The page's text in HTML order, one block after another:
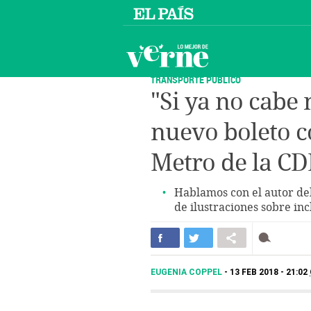
TRANSPORTE PÚBLICO
"Si ya no cabe
nuevo boleto
Metro de la
Hablamos con el autor
de ilustraciones sobre
EUGENIA COPPEL 13 FEB 2018 - 21:02